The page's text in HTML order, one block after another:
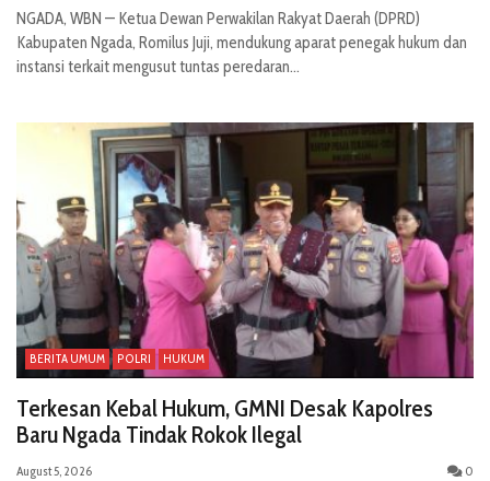
NGADA, WBN — Ketua Dewan Perwakilan Rakyat Daerah (DPRD)
Kabupaten Ngada, Romilus Juji, mendukung aparat penegak hukum dan
instansi terkait mengusut tuntas peredaran...
BERITA UMUM POLRI HUKUM
Terkesan Kebal Hukum, GMNI Desak Kapolres
Baru Ngada Tindak Rokok Ilegal
August 5, 2026 0